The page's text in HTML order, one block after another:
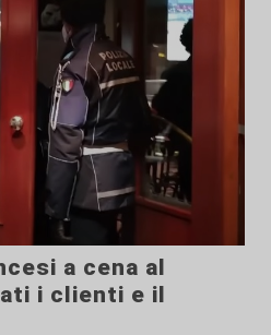
a cena al
i clienti e il